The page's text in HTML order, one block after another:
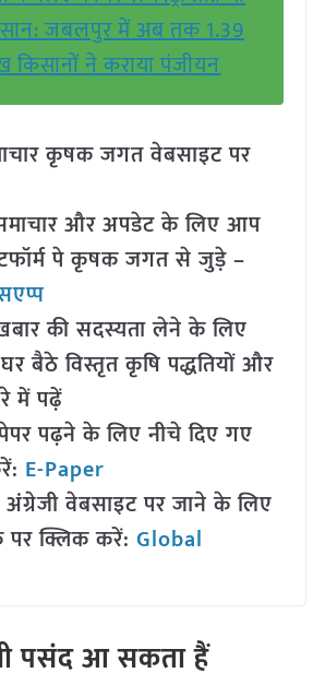
जबलपुर में अब तक 1.39
किसानों ने कराया पंजीयन
कृषक जगत वेबसाइट पर
और अपडेट के लिए आप
पे कृषक जगत से जुड़े –
की सदस्यता लेने के लिए
बैठे विस्तृत कृषि पद्धतियों और
में पढ़ें
पढ़ने के लिए नीचे दिए गए
E-Paper
वेबसाइट पर जाने के लिए
पर क्लिक करें: Global
पसंद आ सकता हैं